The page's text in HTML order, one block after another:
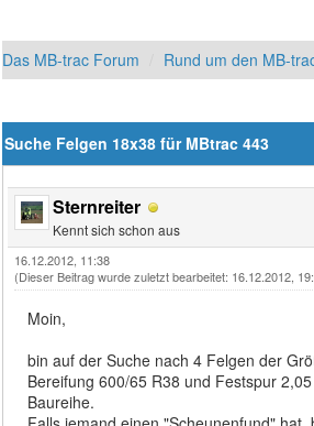
Das MB-trac Forum Rund um den MB-
Suche Felgen 18x38 für MBtrac 443
Sternreiter
Kennt sich schon aus
16.12.2012, 11:38
(Dieser Beitrag wurde zuletzt bearbeitet: 16.12.2012,
Moin,
bin auf der Suche nach 4 Felgen der
Bereifung 600/65 R38 und Festspur
Baureihe.